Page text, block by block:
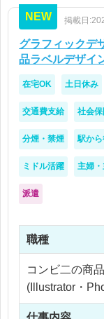
NEW 掲載日
グラフィックデ
品ラベルデザイ
在宅OK 土日休み
交通費支給 社会
分煙・禁煙 駅か
ミドル活躍 主婦
派遣
職種
コンビ二の商
(Illustrator・